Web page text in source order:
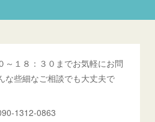
～１８：３０までお気軽にお問
な些細なご相談でも大丈夫で
1312-0863